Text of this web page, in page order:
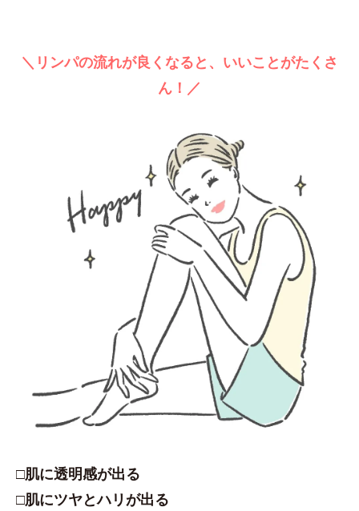
＼リンパの流れが良くなると、いいことがたくさ
ん！／
□肌に透明感が出る
□肌にツヤとハリが出る